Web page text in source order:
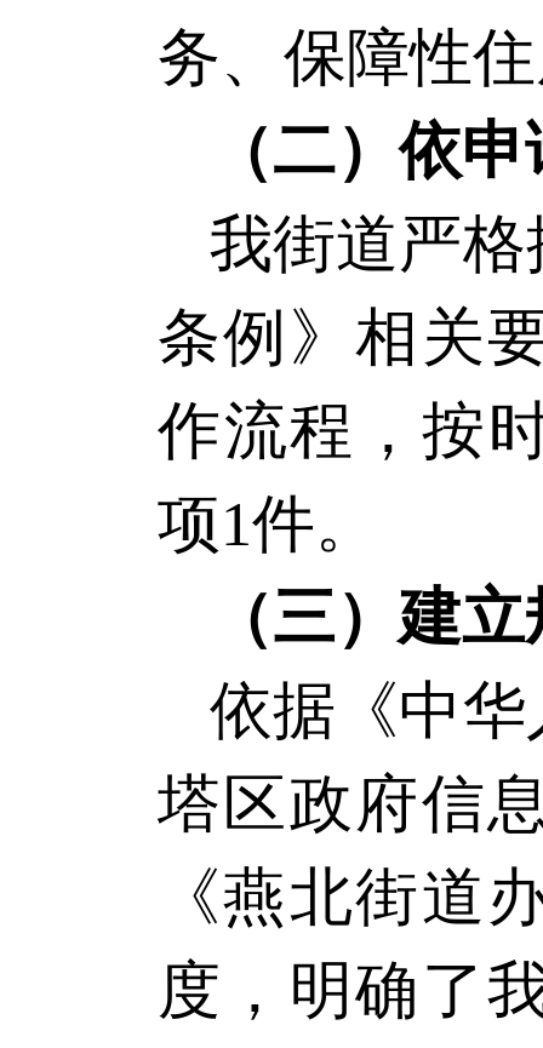
务、保障性
（二）依
我街道严格
条例 》相关
作流程，按
项1件。
（三）建
依据《中
塔 区政府信
《燕北街道
度，明确了